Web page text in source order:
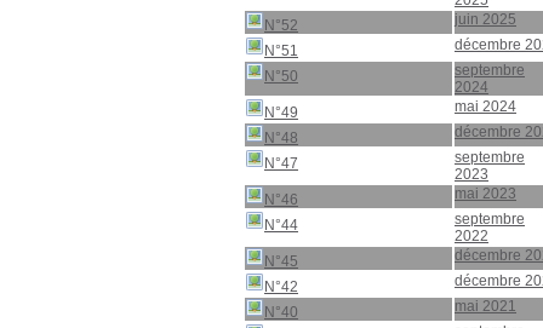
N°52
juin 2025
N°51
décembre
N°50
septembre
2024
N°49
mai 2024
N°48
décembre
N°47
septembre
2023
N°46
mai 2023
N°44
septembre
2022
N°45
décembre
N°42
décembre
N°40
mai 2021